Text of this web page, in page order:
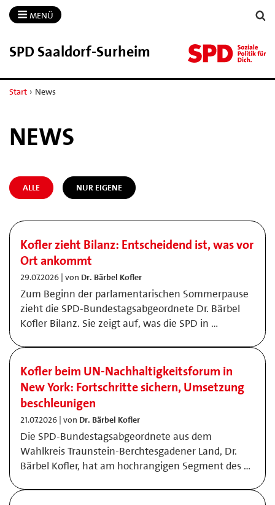
MENÜ
SPD Saaldorf-​Surheim
Start › News
NEWS
ALLE NUR EIGENE
Kofler zieht Bilanz: Entscheidend ist, was vor
Ort ankommt
29.07.2026 | von Dr. Bärbel Kofler
Zum Beginn der parlamentarischen Sommerpause
zieht die SPD-Bundestagsabgeordnete Dr. Bärbel
Kofler Bilanz. Sie zeigt auf, was die SPD in …
Kofler beim UN-Nachhaltigkeitsforum in
New York: Fortschritte sichern, Umsetzung
beschleunigen
21.07.2026 | von Dr. Bärbel Kofler
Die SPD-Bundestagsabgeordnete aus dem
Wahlkreis Traunstein-Berchtesgadener Land, Dr.
Bärbel Kofler, hat am hochrangigen Segment des …